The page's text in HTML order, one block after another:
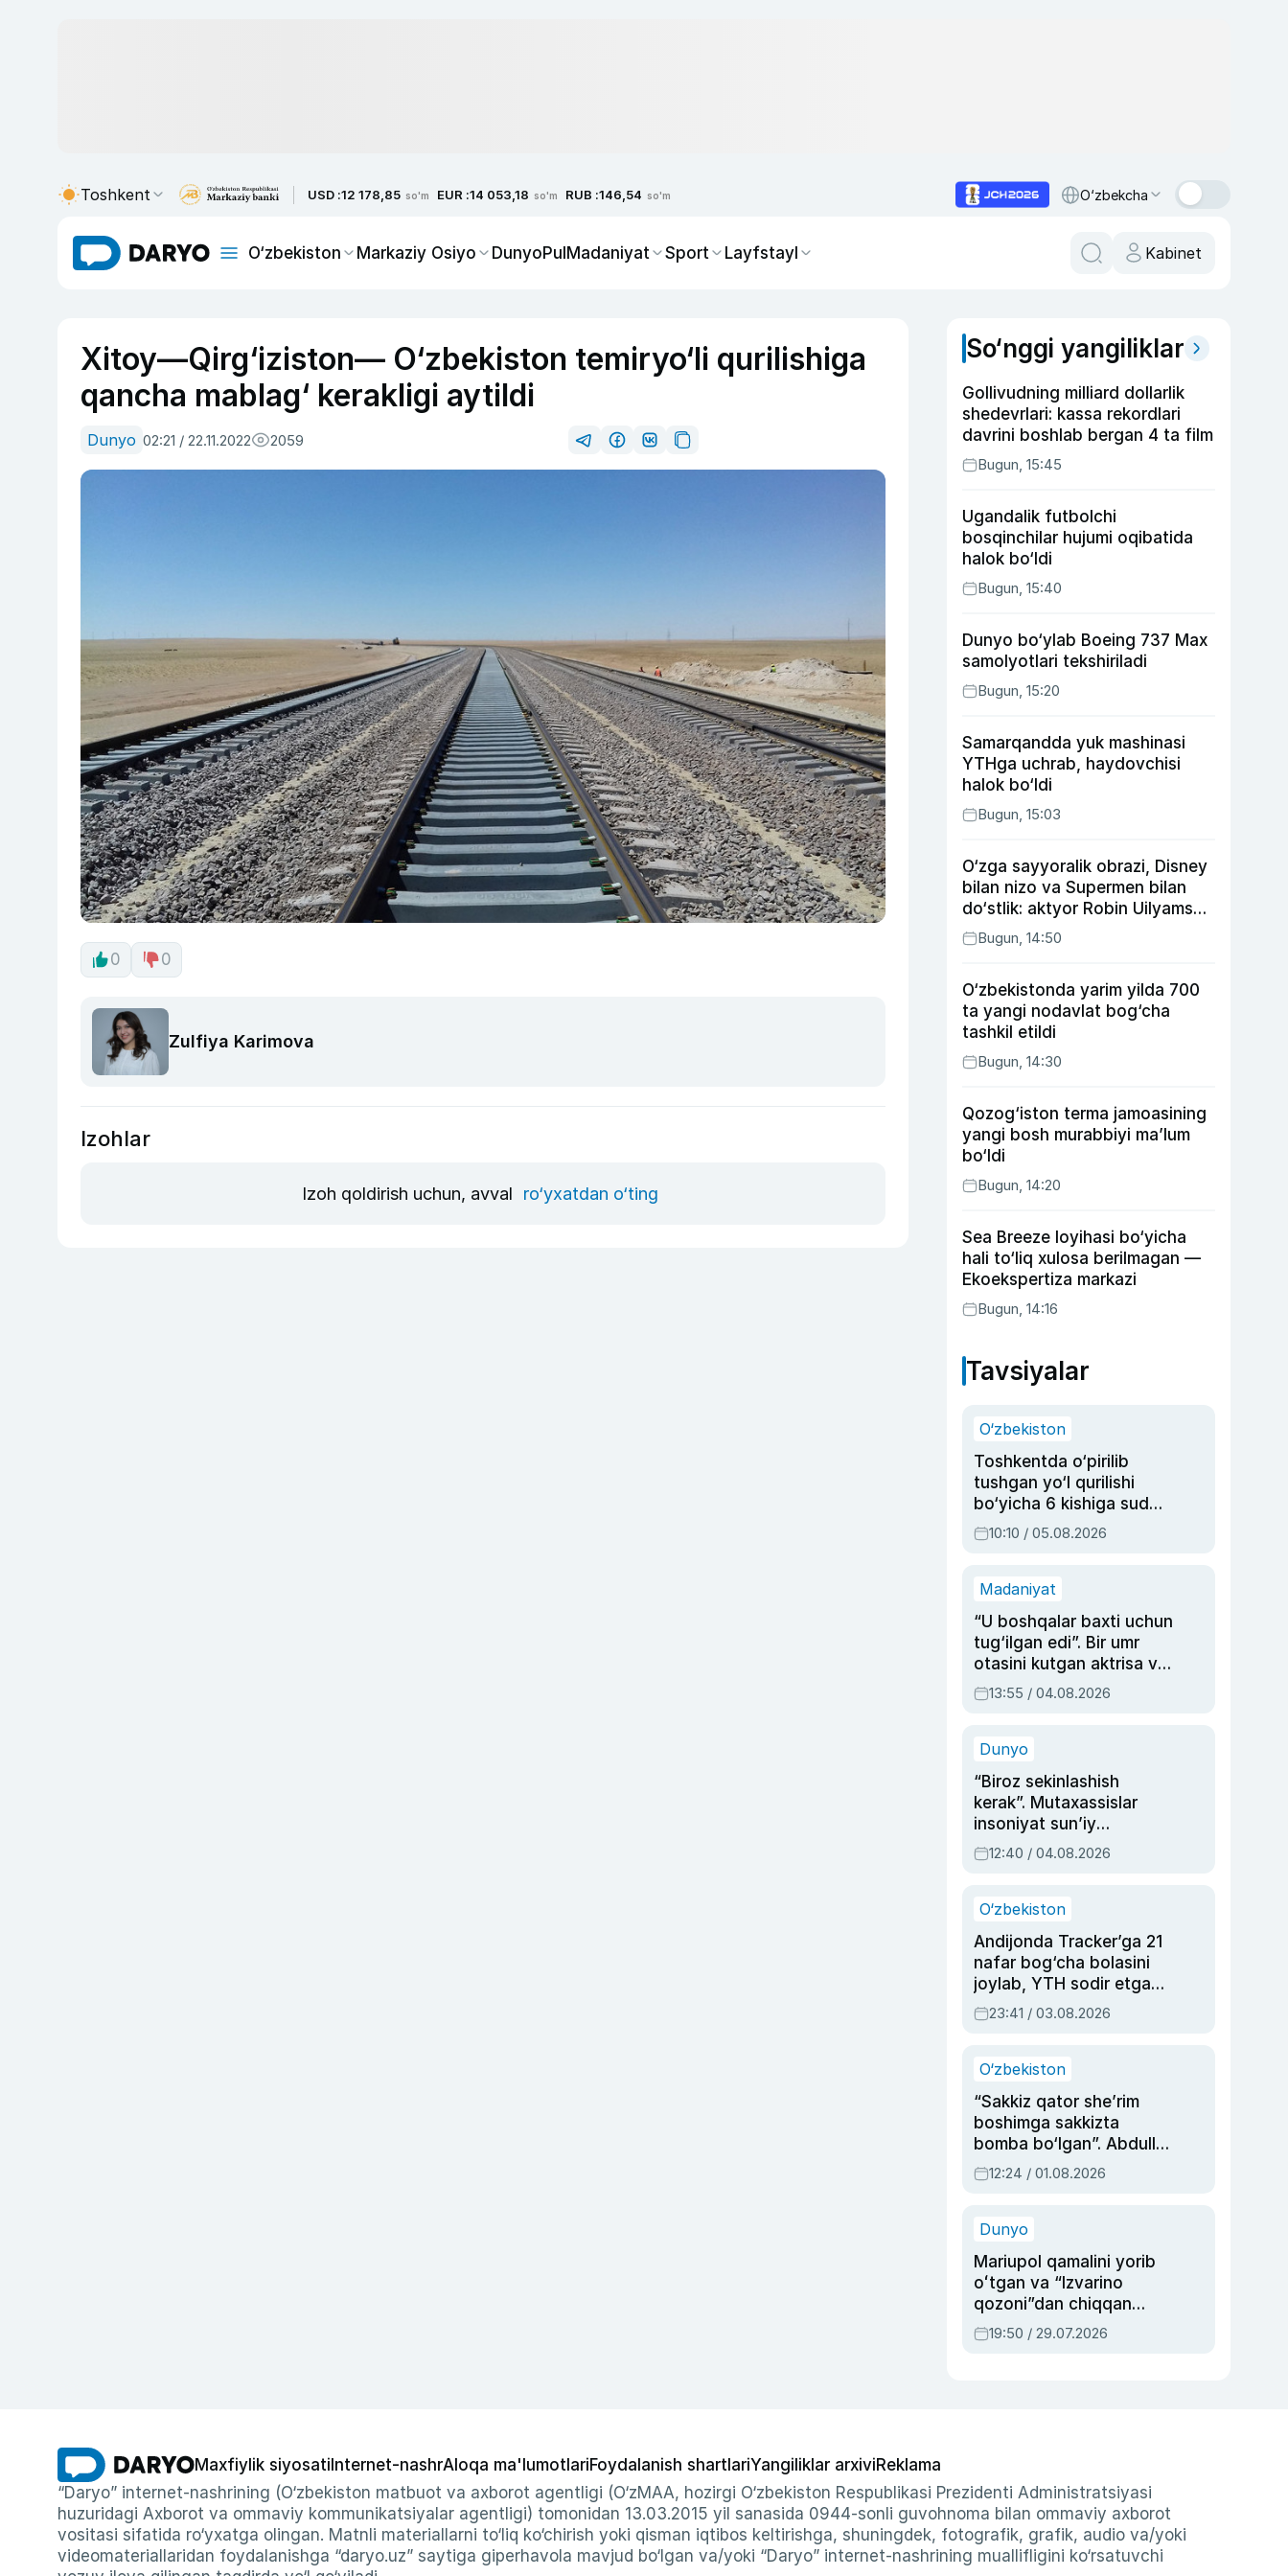
Toshkent USD :12 178,85 so'm EUR :14 053,18 so'm RUB :146,54 so'm O‘zbekcha
O‘zbekiston Markaziy Osiyo DunyoPulMadaniyat Sport Layfstayl Kabinet
Xitoy—Qirg‘iziston— O‘zbekiston temiryo‘li qurilishiga
qancha mablag‘ kerakligi aytildi
Dunyo 02:21 / 22.11.2022 2059
0 0
Zulfiya Karimova
Izohlar
Izoh qoldirish uchun, avval ro‘yxatdan o‘ting
So‘nggi yangiliklar
Gollivudning milliard dollarlik
shedevrlari: kassa rekordlari
davrini boshlab bergan 4 ta film
Bugun, 15:45
Ugandalik futbolchi
bosqinchilar hujumi oqibatida
halok bo‘ldi
Bugun, 15:40
Dunyo bo‘ylab Boeing 737 Max
samolyotlari tekshiriladi
Bugun, 15:20
Samarqandda yuk mashinasi
YTHga uchrab, haydovchisi
halok bo‘ldi
Bugun, 15:03
O‘zga sayyoralik obrazi, Disney
bilan nizo va Supermen bilan
do‘stlik: aktyor Robin Uilyams
haqida ko‘pchilik bilmaydigan
faktlar
Bugun, 14:50
O‘zbekistonda yarim yilda 700
ta yangi nodavlat bog‘cha
tashkil etildi
Bugun, 14:30
Qozog‘iston terma jamoasining
yangi bosh murabbiyi ma’lum
bo‘ldi
Bugun, 14:20
Sea Breeze loyihasi bo‘yicha
hali to‘liq xulosa berilmagan —
Ekoekspertiza markazi
Bugun, 14:16
Tavsiyalar
O‘zbekiston
Toshkentda o‘pirilib
tushgan yo‘l qurilishi
bo‘yicha 6 kishiga sud
hukmi o‘qildi
10:10 / 05.08.2026
Madaniyat
“U boshqalar baxti uchun
tug‘ilgan edi”. Bir umr
otasini kutgan aktrisa va
dublyaj ustasi Rimma
Ahmedovaning
13:55 / 04.08.2026
Dunyo
“Biroz sekinlashish
kerak”. Mutaxassislar
insoniyat sun’iy
intellektni boshqara
olmay qolishidan xavotir
12:40 / 04.08.2026
O‘zbekiston
Andijonda Tracker’ga 21
nafar bog‘cha bolasini
joylab, YTH sodir etgan
ayolga sud hukmi o‘qildi
23:41 / 03.08.2026
O‘zbekiston
“Sakkiz qator she’rim
boshimga sakkizta
bomba bo‘lgan”. Abdulla
Oripovni siyosiy
ayblovlardan asrab
12:24 / 01.08.2026
Dunyo
Mariupol qamalini yorib
oʻtgan va “Izvarino
qozoni”dan chiqqan
qahramon — Ukraina
armiyasi bosh
19:50 / 29.07.2026
Maxfiylik siyosati Internet-nashrAloqa ma'lumotlariFoydalanish shartlariYangiliklar arxiviReklama
“Daryo” internet-nashrining (O‘zbekiston matbuot va axborot agentligi (O‘zMAA, hozirgi O‘zbekiston Respublikasi Prezidenti Administratsiyasi
huzuridagi Axborot va ommaviy kommunikatsiyalar agentligi) tomonidan 13.03.2015 yil sanasida 0944-sonli guvohnoma bilan ommaviy axborot
vositasi sifatida ro‘yxatga olingan. Matnli materiallarni to‘liq ko‘chirish yoki qisman iqtibos keltirishga, shuningdek, fotografik, grafik, audio va/yoki
videomateriallaridan foydalanishga “daryo.uz” saytiga giperhavola mavjud bo‘lgan va/yoki “Daryo” internet-nashrining muallifligini ko‘rsatuvchi